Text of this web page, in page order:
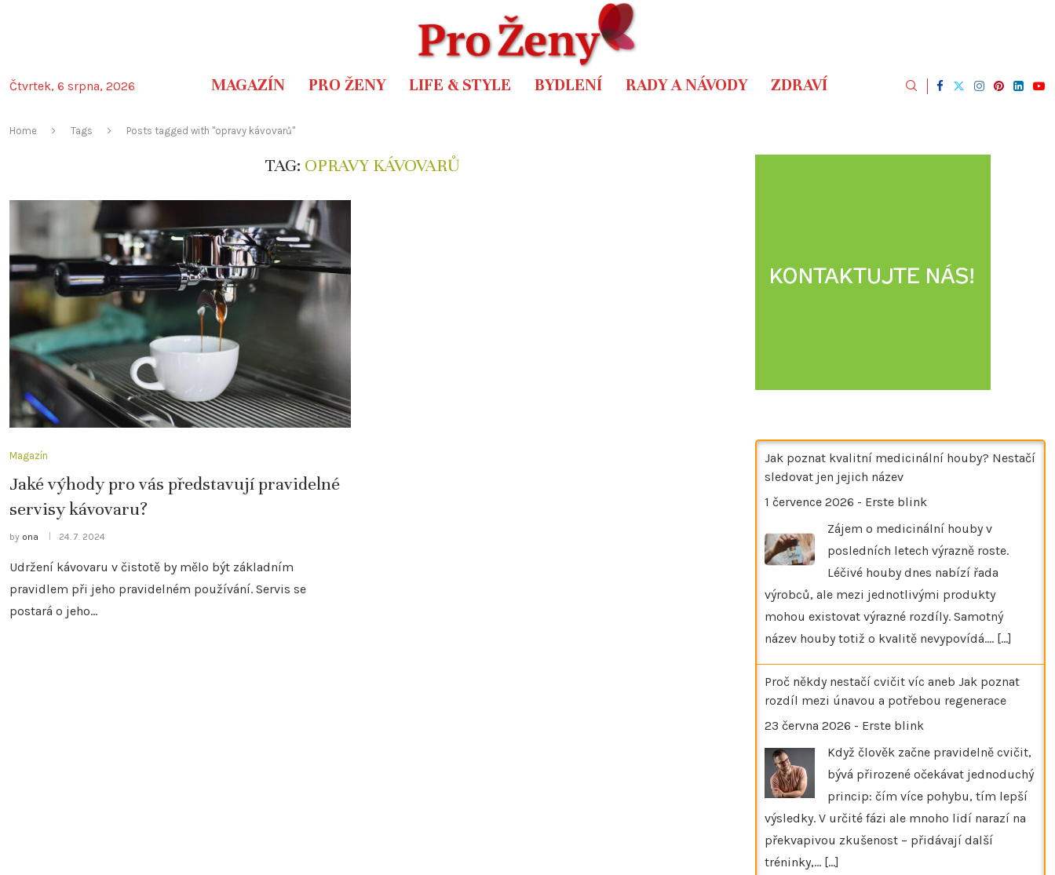
Čtvrtek, 6 srpna, 2026 MAGAZÍN PRO ŽENY LIFE & STYLE BYDLENÍ RADY A NÁVODY ZDRAVÍ
Home Tags Posts tagged with "opravy kávovarů"
TAG: OPRAVY KÁVOVARŮ
Magazín
Jaké výhody pro vás představují pravidelné
servisy kávovaru?
by ona 24. 7. 2024
Udržení kávovaru v čistotě by mělo být základním
pravidlem při jeho pravidelném používání. Servis se
postará o jeho…
Jak poznat kvalitní medicinální houby? Nestačí
sledovat jen jejich název
1 července 2026 - Erste blink
Zájem o medicinální houby v
posledních letech výrazně roste.
Léčivé houby dnes nabízí řada
výrobců, ale mezi jednotlivými produkty
mohou existovat výrazné rozdíly. Samotný
název houby totiž o kvalitě nevypovídá.… [...]
Proč někdy nestačí cvičit víc aneb Jak poznat
rozdíl mezi únavou a potřebou regenerace
23 června 2026 - Erste blink
Když člověk začne pravidelně cvičit,
bývá přirozené očekávat jednoduchý
princip: čím více pohybu, tím lepší
výsledky. V určité fázi ale mnoho lidí narazí na
překvapivou zkušenost – přidávají další
tréninky,… [...]